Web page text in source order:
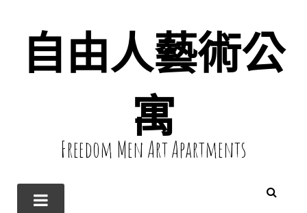
自由人藝術公
寓
Freedom Men Art Apartments